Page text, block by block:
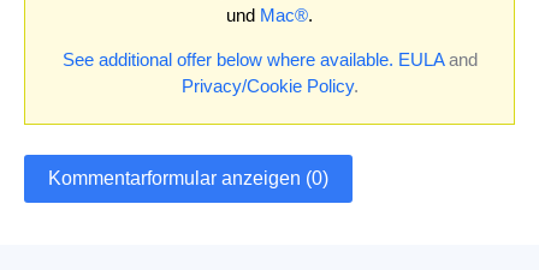
und Mac®.
See additional offer below where available. EULAand
Privacy/Cookie Policy.
Kommentarformular anzeigen (0)